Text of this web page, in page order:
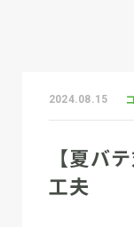
2024.08.15
【夏バ
工夫